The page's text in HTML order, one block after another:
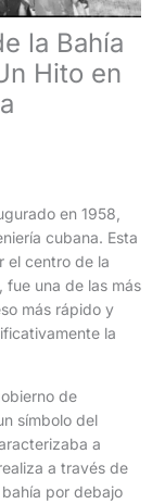
la Bahía
Hito en
en 1958,
cubana. Esta
el centro de la
fue una de las más
más rápido y
la
de
símbolo del
a
a través de
por debajo